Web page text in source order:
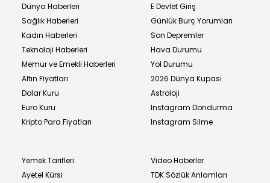
Dünya Haberleri
Sağlık Haberleri
Kadın Haberleri
Teknoloji Haberleri
Memur ve Emekli Haberleri
Altın Fiyatları
Dolar Kuru
Euro Kuru
Kripto Para Fiyatları
E Devlet Giriş
Günlük Burç Yorumları
Son Depremler
Hava Durumu
Yol Durumu
2026 Dünya Kupası
Astroloji
Instagram Dondurma
Instagram Silme
Yemek Tarifleri
Ayetel Kürsi
Video Haberler
TDK Sözlük Anlamları